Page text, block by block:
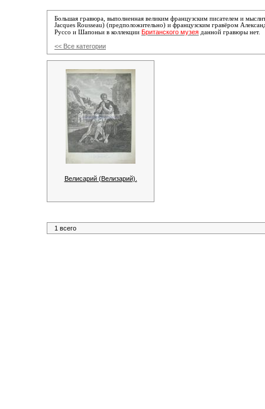
Большая гравюра, выполненная великим французским писателем и
Jacques Rousseau) (предположительно) и французским гравёром
Руссо и Шапоньи в коллекции Британского музея данной гравюры нет.
<< Все категории
Велисарий (Велизарий).
1 всего